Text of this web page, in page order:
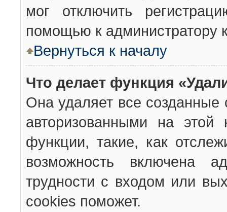
мог отключить
помощью к администратору
Вернуться к началу
Что делает функция
Она удаляет все созданные
авторизованными на
функции, такие, как
возможность включена
трудности с входом или
cookies поможет.